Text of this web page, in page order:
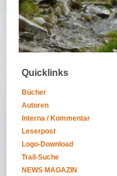
Quicklinks
Bücher
Autoren
Interna / Kommentar
Leserpost
Logo-Download
Trail-Suche
NEWS MAGAZIN